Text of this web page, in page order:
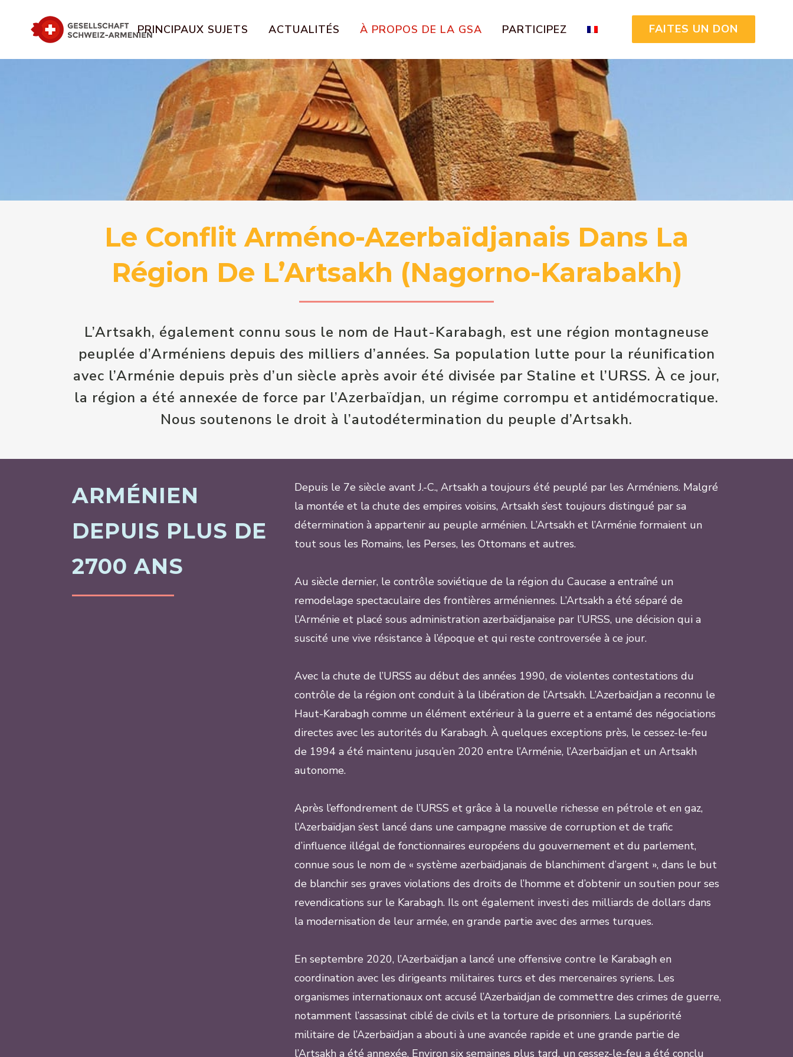
FAITES UN DON
PRINCIPAUX SUJETS ACTUALITÉS À PROPOS DE LA GSA PARTICIPEZ
Le Conflit Arméno-Azerbaïdjanais Dans La
Région De L’Artsakh (Nagorno-Karabakh)
L’Artsakh, également connu sous le nom de Haut-Karabagh, est une région montagneuse
peuplée d’Arméniens depuis des milliers d’années. Sa population lutte pour la réunification
avec l’Arménie depuis près d’un siècle après avoir été divisée par Staline et l’URSS. À ce jour,
la région a été annexée de force par l’Azerbaïdjan, un régime corrompu et antidémocratique.
Nous soutenons le droit à l’autodétermination du peuple d’Artsakh.
ARMÉNIEN
DEPUIS PLUS DE
2700 ANS
Depuis le 7e siècle avant J.-C., Artsakh a toujours été peuplé par les Arméniens. Malgré
la montée et la chute des empires voisins, Artsakh s’est toujours distingué par sa
détermination à appartenir au peuple arménien. L’Artsakh et l’Arménie formaient un
tout sous les Romains, les Perses, les Ottomans et autres.
Au siècle dernier, le contrôle soviétique de la région du Caucase a entraîné un
remodelage spectaculaire des frontières arméniennes. L’Artsakh a été séparé de
l’Arménie et placé sous administration azerbaïdjanaise par l’URSS, une décision qui a
suscité une vive résistance à l’époque et qui reste controversée à ce jour.
Avec la chute de l’URSS au début des années 1990, de violentes contestations du
contrôle de la région ont conduit à la libération de l’Artsakh. L’Azerbaïdjan a reconnu le
Haut-Karabagh comme un élément extérieur à la guerre et a entamé des négociations
directes avec les autorités du Karabagh. À quelques exceptions près, le cessez-le-feu
de 1994 a été maintenu jusqu’en 2020 entre l’Arménie, l’Azerbaïdjan et un Artsakh
autonome.
Après l’effondrement de l’URSS et grâce à la nouvelle richesse en pétrole et en gaz,
l’Azerbaïdjan s’est lancé dans une campagne massive de corruption et de trafic
d’influence illégal de fonctionnaires européens du gouvernement et du parlement,
connue sous le nom de « système azerbaïdjanais de blanchiment d’argent », dans le but
de blanchir ses graves violations des droits de l’homme et d’obtenir un soutien pour ses
revendications sur le Karabagh. Ils ont également investi des milliards de dollars dans
la modernisation de leur armée, en grande partie avec des armes turques.
En septembre 2020, l’Azerbaïdjan a lancé une offensive contre le Karabagh en
coordination avec les dirigeants militaires turcs et des mercenaires syriens. Les
organismes internationaux ont accusé l’Azerbaïdjan de commettre des crimes de guerre,
notamment l’assassinat ciblé de civils et la torture de prisonniers. La supériorité
militaire de l’Azerbaïdjan a abouti à une avancée rapide et une grande partie de
l’Artsakh a été annexée. Environ six semaines plus tard, un cessez-le-feu a été conclu